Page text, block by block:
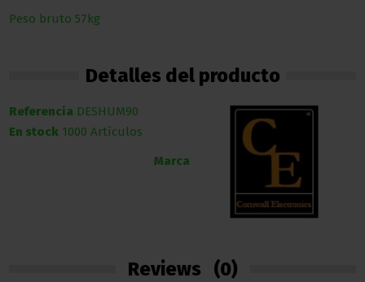
Peso bruto 57kg
Detalles del producto
Marca
Referencia DESHUM90
En stock 1000 Artículos
Reviews (0)